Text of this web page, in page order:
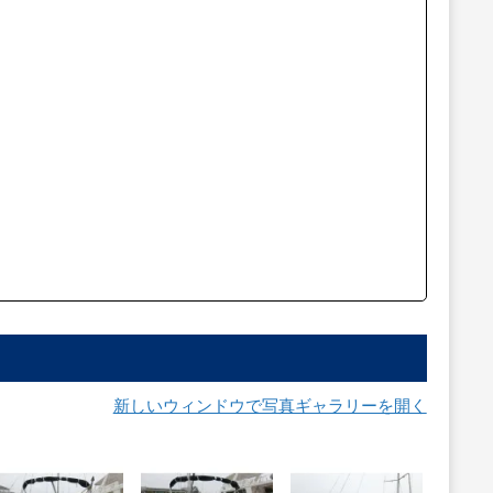
新しいウィンドウで写真ギャラリーを開く